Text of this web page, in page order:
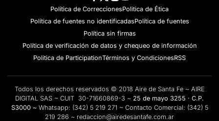
Política de CorreccionesPolitica de Ética
Política de fuentes no identificadasPolítica de fuentes
Política sin firmas
Política de verificación de datos y chequeo de información
Politica de ParticipationTérminos y CondicionesRSS
Todos los derechos reservados © 2018 Aire de Santa Fe ~ AIRE
DIGITAL SAS ~ CUIT 30-71660869-3 ~ 25 de mayo 3255 · C.P.
S3000 ~ Whatsapp: (342) 5 219 271 ~ Contacto Comercial: (342) 5
219 286 ~ redaccion@airedesantafe.com.ar